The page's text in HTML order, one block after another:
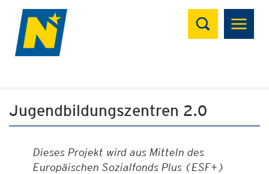
Suchen
Jugendbildungszentren 2.0
Dieses Projekt wird aus Mitteln des
Europäischen Sozialfonds Plus (ESF+)